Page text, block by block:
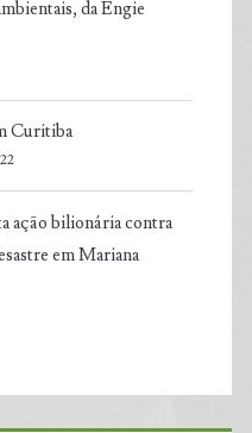
da Engie
Curitiba
ação bilionária contra
em Mariana